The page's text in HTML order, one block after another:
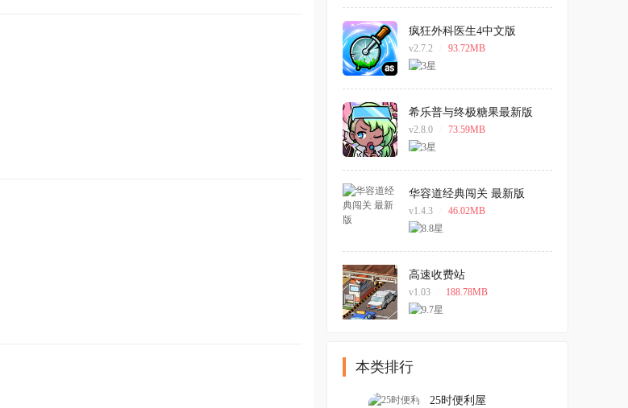
疯狂外科医生4中文版
v2.7.2 93.72MB
希乐普与终极糖果最新版
v2.8.0 73.59MB
华容道经典闯关 最新版
v1.4.3 46.02MB
高速收费站
v1.03 188.78MB
本类排行
25时便利屋